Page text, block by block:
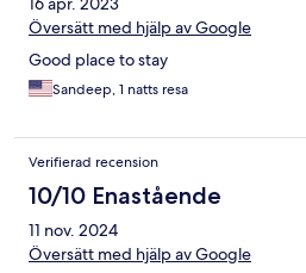
Översätt med hjälp av Google
Good place to stay
Sandeep, 1 natts resa
Verifierad recension
10/10 Enastående
11 nov. 2024
Översätt med hjälp av Google